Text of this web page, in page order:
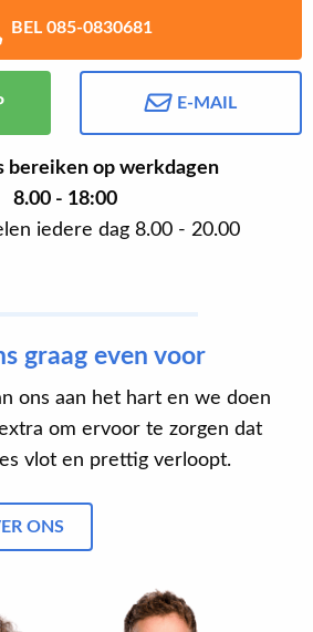
BEL 085-0830681
E-MAIL
bereiken op werkdagen
8.00 - 18:00
iedere dag 8.00 - 20.00
graag even voor
ons aan het hart en we doen
om ervoor te zorgen dat
vlot en prettig verloopt.
ONS